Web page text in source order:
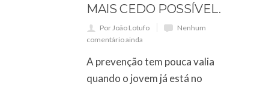
MAIS CEDO POSSÍVEL.
Por João Lotufo
Nenhum
comentário ainda
A prevenção tem pouca valia
quando o jovem já está no